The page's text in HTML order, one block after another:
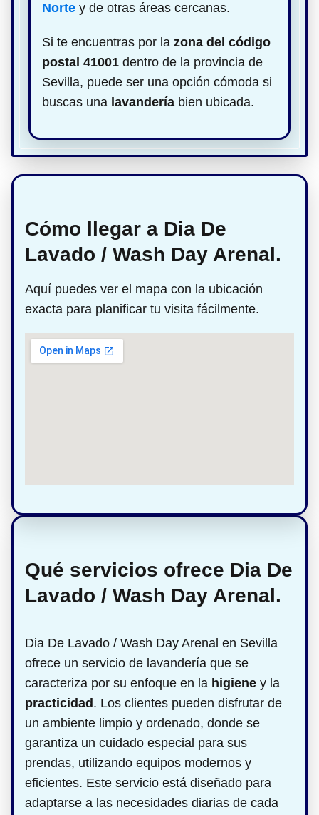
Norte y de otras áreas cercanas.
Si te encuentras por la zona del código
postal 41001 dentro de la provincia de
Sevilla, puede ser una opción cómoda si
buscas una lavandería bien ubicada.
Cómo llegar a Dia De
Lavado / Wash Day Arenal.
Aquí puedes ver el mapa con la ubicación
exacta para planificar tu visita fácilmente.
Qué servicios ofrece Dia De
Lavado / Wash Day Arenal.
Dia De Lavado / Wash Day Arenal en Sevilla
ofrece un servicio de lavandería que se
caracteriza por su enfoque en la higiene y la
practicidad . Los clientes pueden disfrutar de
un ambiente limpio y ordenado, donde se
garantiza un cuidado especial para sus
prendas, utilizando equipos modernos y
eficientes. Este servicio está diseñado para
adaptarse a las necesidades diarias de cada